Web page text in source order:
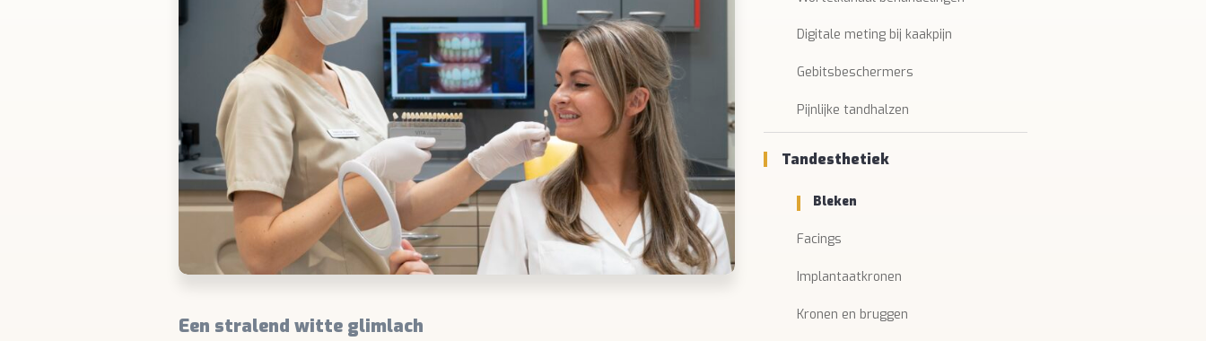
Een stralend witte glimlach
Digitale meting bij kaakpijn
Gebitsbeschermers
Pijnlijke tandhalzen
Tandesthetiek
Bleken
Facings
Implantaatkronen
Kronen en bruggen